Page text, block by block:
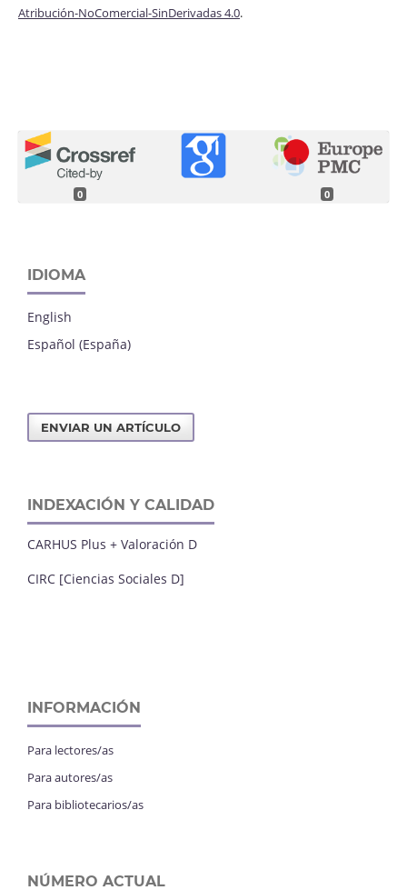
Atribución-NoComercial-SinDerivadas 4.0.
0 0
IDIOMA
English
Español (España)
ENVIAR UN ARTÍCULO
INDEXACIÓN Y CALIDAD
CARHUS Plus + Valoración D
CIRC [Ciencias Sociales D]
INFORMACIÓN
Para lectores/as
Para autores/as
Para bibliotecarios/as
NÚMERO ACTUAL